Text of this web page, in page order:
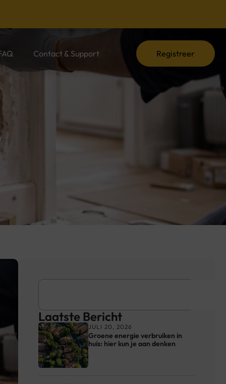
Contact & Support Registreer
Laatste Bericht
JULI 20, 2026
Groene energie verbruiken in
huis: hier kun je aan denken